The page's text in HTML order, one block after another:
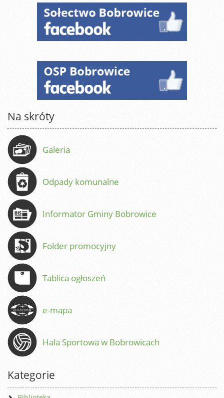
Na skróty
Galeria
Odpady komunalne
Informator Gminy Bobrowice
Folder promocyjny
Tablica ogłoszeń
e-mapa
Hala Sportowa w Bobrowicach
Kategorie